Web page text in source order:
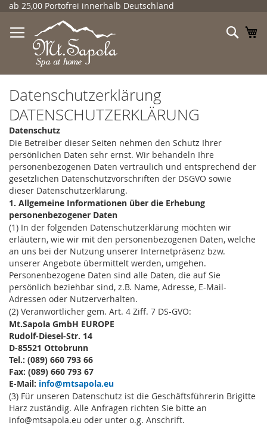
Direkt
Inhalt
ab 25,00 Portofrei innerhalb Deutschland
Datenschutzerklärung
DATENSCHUTZERKLÄRUNG
Datenschutz
Die Betreiber dieser Seiten nehmen den Schutz Ihrer
persönlichen Daten sehr ernst. Wir behandeln Ihre
personenbezogenen Daten vertraulich und entsprechend der
gesetzlichen Datenschutzvorschriften der DSGVO sowie
dieser Datenschutzerklärung.
1. Allgemeine Informationen über die Erhebung
personenbezogener Daten
(1) In der folgenden Datenschutzerklärung möchten wir
erläutern, wie wir mit den personenbezogenen Daten, welche
an uns bei der Nutzung unserer Internetpräsenz bzw.
unserer Angebote übermittelt werden, umgehen.
Personenbezogene Daten sind alle Daten, die auf Sie
persönlich beziehbar sind, z.B. Name, Adresse, E-Mail-
Adressen oder Nutzerverhalten.
(2) Veranwortlicher gem. Art. 4 Ziff. 7 DS-GVO:
Mt.Sapola GmbH EUROPE
Rudolf-Diesel-Str. 14
D-85521 Ottobrunn
Tel.: (089) 660 793 66
Fax: (089) 660 793 67
E-Mail: info@mtsapola.eu
(3) Für unseren Datenschutz ist die Geschäftsführerin Brigitte
Harz zuständig. Alle Anfragen richten Sie bitte an
info@mtsapola.eu oder unter o.g. Anschrift.